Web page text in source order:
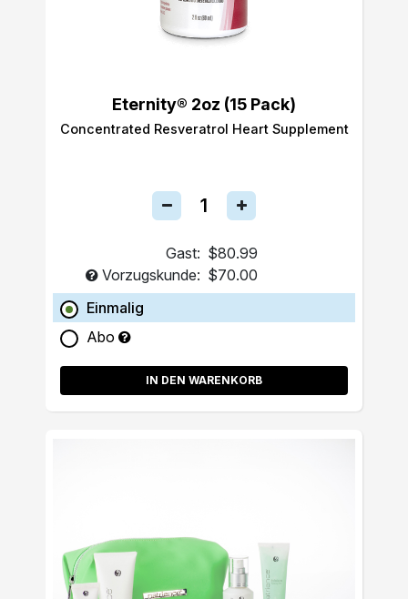
Eternity® 2oz (15 Pack)
Concentrated Resveratrol Heart Supplement
Gast: $80.99
Vorzugskunde: $70.00
Einmalig
Abo
IN DEN WARENKORB